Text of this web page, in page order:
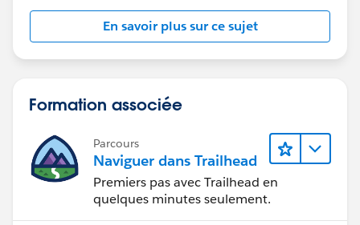
En savoir plus sur ce sujet
Formation associée
Parcours
Naviguer dans Trailhead
Premiers pas avec Trailhead en
quelques minutes seulement.